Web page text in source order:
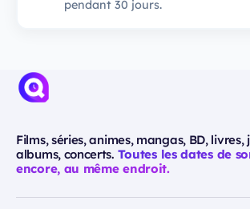
pendant 30 jours.
Films, séries, animes, mangas, BD, livres,
albums, concerts. Toutes les dates de
encore, au même endroit.